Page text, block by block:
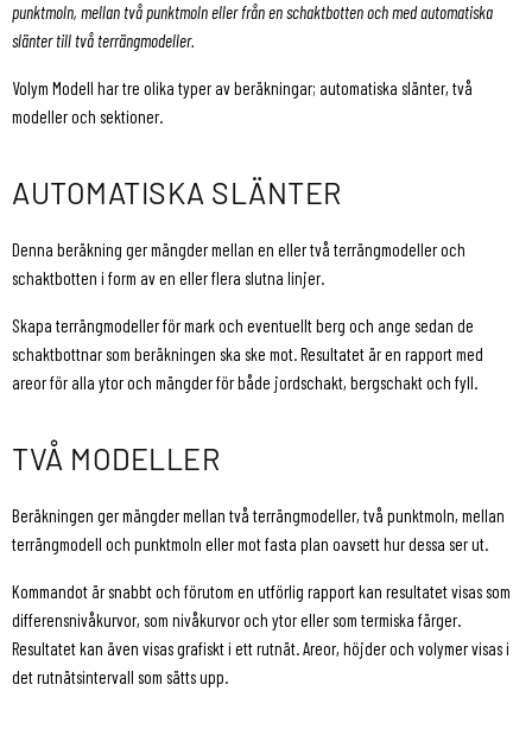
punktmoln, mellan två punktmoln eller från en schaktbotten och med automatiska
slänter till två terrängmodeller.
Volym Modell har tre olika typer av beräkningar; automatiska slänter, två
modeller och sektioner.
AUTOMATISKA SLÄNTER
Denna beräkning ger mängder mellan en eller två terrängmodeller och
schaktbotten i form av en eller flera slutna linjer.
Skapa terrängmodeller för mark och eventuellt berg och ange sedan de
schaktbottnar som beräkningen ska ske mot. Resultatet är en rapport med
areor för alla ytor och mängder för både jordschakt, bergschakt och fyll.
TVÅ MODELLER
Beräkningen ger mängder mellan två terrängmodeller, två punktmoln, mellan
terrängmodell och punktmoln eller mot fasta plan oavsett hur dessa ser ut.
Kommandot är snabbt och förutom en utförlig rapport kan resultatet visas som
differensnivåkurvor, som nivåkurvor och ytor eller som termiska färger.
Resultatet kan även visas grafiskt i ett rutnät. Areor, höjder och volymer visas i
det rutnätsintervall som sätts upp.